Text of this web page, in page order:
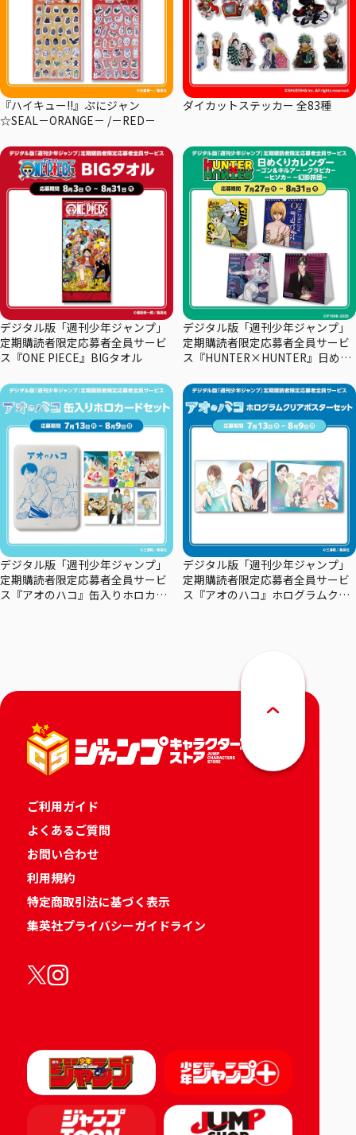
『ハイキュー!!』ぷにジャン
☆SEAL－ORANGE－ /－RED－
ダイカットステッカー 全83種
デジタル版「週刊少年ジャンプ」
定期購読者限定応募者全員サービ
ス『ONE PIECE』BIGタオル
デジタル版「週刊少年ジャンプ」
定期購読者限定応募者全員サービ
ス『HUNTER×HUNTER』日めく
デジタル版「週刊少年ジャンプ」
定期購読者限定応募者全員サービ
ス『アオのハコ』缶入りホロカー
デジタル版「週刊少年ジャンプ」
定期購読者限定応募者全員サービ
ス『アオのハコ』ホログラムクリ
ご利用ガイド
よくあるご質問
お問い合わせ
利用規約
特定商取引法に基づく表示
集英社プライバシーガイドライン